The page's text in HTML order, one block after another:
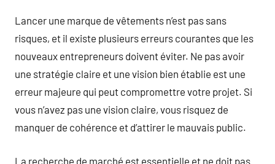
Lancer une marque de vêtements n’est pas sans
risques, et il existe plusieurs erreurs courantes que les
nouveaux entrepreneurs doivent éviter. Ne pas avoir
une stratégie claire et une vision bien établie est une
erreur majeure qui peut compromettre votre projet. Si
vous n’avez pas une vision claire, vous risquez de
manquer de cohérence et d’attirer le mauvais public.
La recherche de marché est essentielle et ne doit pas